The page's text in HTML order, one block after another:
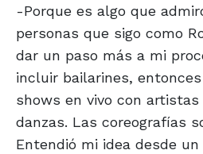
-Porque es algo que
personas que sigo como
dar un paso más a mi
incluir bailarines,
shows en vivo con
danzas. Las coreografías
Entendió mi idea desde